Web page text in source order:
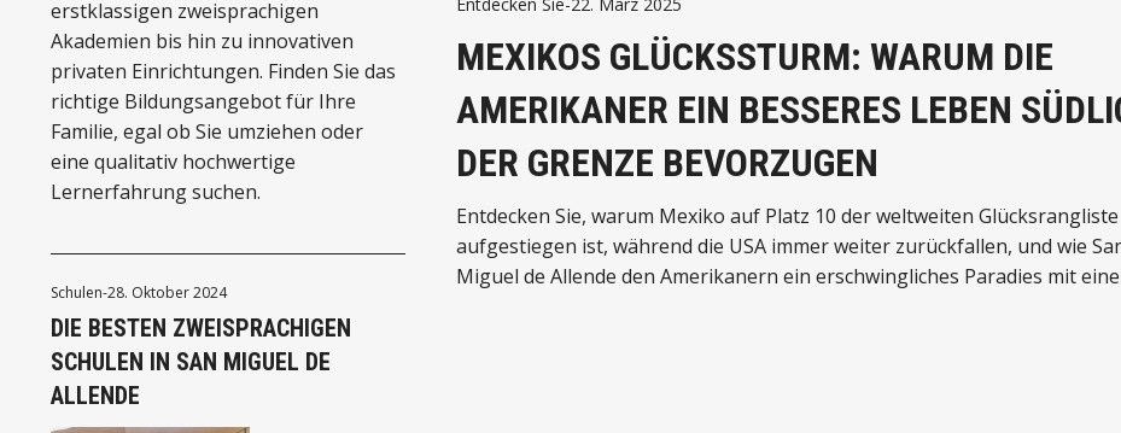
erstklassigen zweisprachigen
Akademien bis hin zu innovativen
privaten Einrichtungen. Finden Sie das
richtige Bildungsangebot für Ihre
Familie, egal ob Sie umziehen oder
eine qualitativ hochwertige
Lernerfahrung suchen.
Schulen-28. Oktober 2024
DIE BESTEN ZWEISPRACHIGEN
SCHULEN IN SAN MIGUEL DE
ALLENDE
Entdecken Sie-22. März 2025
MEXIKOS GLÜCKSSTURM: WARUM DIE
AMERIKANER EIN BESSERES LEBEN
DER GRENZE BEVORZUGEN
Entdecken Sie, warum Mexiko auf Platz 10 der weltweiten Glücksrangliste
aufgestiegen ist, während die USA immer weiter zurückfallen, und wie
Miguel de Allende den Amerikanern ein erschwingliches Paradies mit